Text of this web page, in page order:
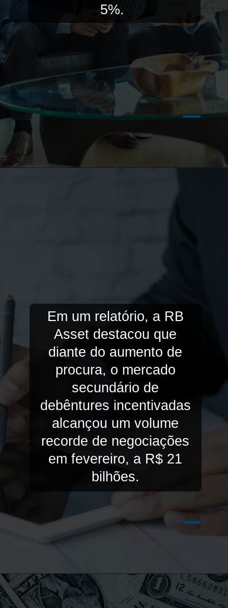
5%.
Em um relatório, a RB
Asset destacou que
diante do aumento de
procura, o mercado
secundário de
debêntures incentivadas
alcançou um volume
recorde de negociações
em fevereiro, a R$ 21
bilhões.